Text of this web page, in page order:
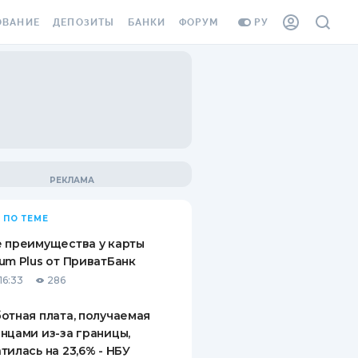
РУ
ВИНЬЕТКА
СОТРУДНИКОВ
ОТ
СЛУЧАЕВ
ДЕПОЗИТЫ
ВОПРОСЫ И ОТВЕТЫ
ПУТЕВОДИТЕЛИ ПО
БАНКИ ФОРУМ
ПО ТЕМЕ
преимущества у карты
Plus от ПриватБанк
286
плата, получаемая
из-за границы,
на 23,6% - НБУ